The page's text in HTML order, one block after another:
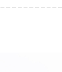
– – – – – – – – –